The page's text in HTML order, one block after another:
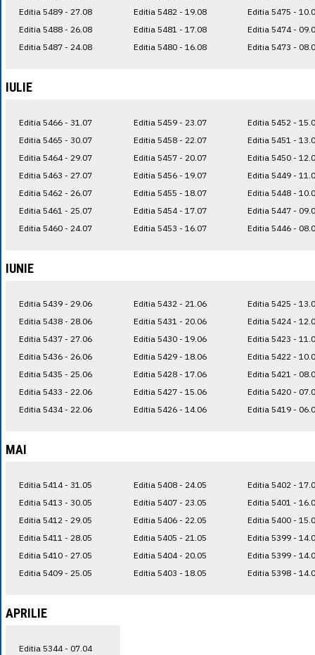
Editia 5489 - 27.08
Editia 5488 - 26.08
Editia 5487 - 24.08
Editia 5482 - 19.08
Editia 5481 - 17.08
Editia 5480 - 16.08
Editia 5475 -
Editia 5474 -
Editia 5473 -
IULIE
Editia 5466 - 31.07
Editia 5465 - 30.07
Editia 5464 - 29.07
Editia 5463 - 27.07
Editia 5462 - 26.07
Editia 5461 - 25.07
Editia 5460 - 24.07
Editia 5459 - 23.07
Editia 5458 - 22.07
Editia 5457 - 20.07
Editia 5456 - 19.07
Editia 5455 - 18.07
Editia 5454 - 17.07
Editia 5453 - 16.07
Editia 5452 -
Editia 5451 -
Editia 5450 -
Editia 5449 -
Editia 5448 -
Editia 5447 -
Editia 5446 -
IUNIE
Editia 5439 - 29.06
Editia 5438 - 28.06
Editia 5437 - 27.06
Editia 5436 - 26.06
Editia 5435 - 25.06
Editia 5433 - 22.06
Editia 5434 - 22.06
Editia 5432 - 21.06
Editia 5431 - 20.06
Editia 5430 - 19.06
Editia 5429 - 18.06
Editia 5428 - 17.06
Editia 5427 - 15.06
Editia 5426 - 14.06
Editia 5425 -
Editia 5424 -
Editia 5423 -
Editia 5422 -
Editia 5421 -
Editia 5420 -
Editia 5419 -
MAI
Editia 5414 - 31.05
Editia 5413 - 30.05
Editia 5412 - 29.05
Editia 5411 - 28.05
Editia 5410 - 27.05
Editia 5409 - 25.05
Editia 5408 - 24.05
Editia 5407 - 23.05
Editia 5406 - 22.05
Editia 5405 - 21.05
Editia 5404 - 20.05
Editia 5403 - 18.05
Editia 5402 -
Editia 5401 -
Editia 5400 -
Editia 5399 -
Editia 5399 -
Editia 5398 -
APRILIE
Editia 5344 - 07.04